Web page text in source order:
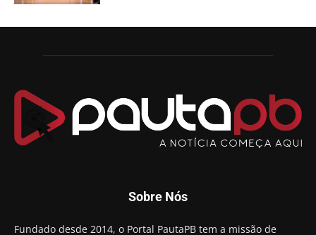
Sobre Nós
Fundado desde 2014, o Portal PautaPB tem a missão de